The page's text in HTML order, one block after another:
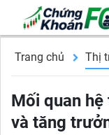
Trang chủ Thị
Mối quan
và tăng